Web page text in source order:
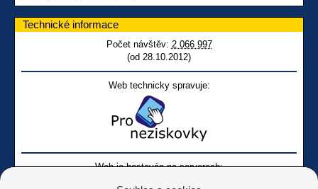
Technické informace
Počet návštěv: 2 066 997
(od 28.10.2012)
Web technicky spravuje:
Web je hostován na serverech: